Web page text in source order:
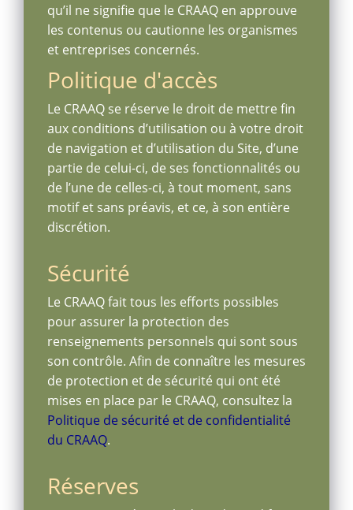
qu’il ne signifie que le CRAAQ en approuve
les contenus ou cautionne les organismes
et entreprises concernés.
Politique d'accès
Le CRAAQ se réserve le droit de mettre fin
aux conditions d’utilisation ou à votre droit
de navigation et d’utilisation du Site, d’une
partie de celui-ci, de ses fonctionnalités ou
de l’une de celles-ci, à tout moment, sans
motif et sans préavis, et ce, à son entière
discrétion.
Sécurité
Le CRAAQ fait tous les efforts possibles
pour assurer la protection des
renseignements personnels qui sont sous
son contrôle. Afin de connaître les mesures
de protection et de sécurité qui ont été
mises en place par le CRAAQ, consultez la
Politique de sécurité et de confidentialité
du CRAAQ.
Réserves